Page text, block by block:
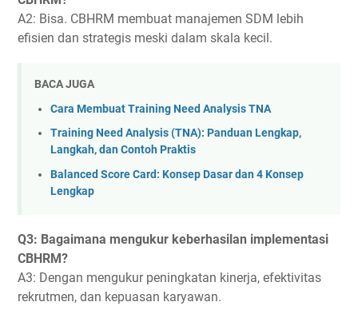
A2: Bisa. CBHRM membuat manajemen SDM lebih
efisien dan strategis meski dalam skala kecil.
BACA JUGA
Cara Membuat Training Need Analysis TNA
Training Need Analysis (TNA): Panduan Lengkap,
Langkah, dan Contoh Praktis
Balanced Score Card: Konsep Dasar dan 4 Konsep
Lengkap
Q3: Bagaimana mengukur keberhasilan implementasi
CBHRM?
A3: Dengan mengukur peningkatan kinerja, efektivitas
rekrutmen, dan kepuasan karyawan.